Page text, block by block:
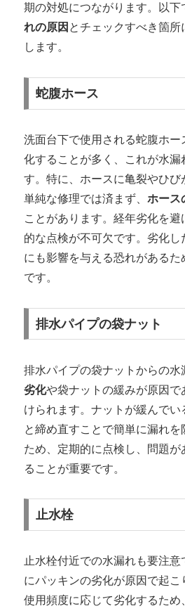
期の対処につながります。以下
れの原因 とチェックすべき箇
します。
蛇腹ホース
洗面台下で使用される蛇腹ホー
化することが多く、これが水漏
す。特に、ホースに亀裂やひび
単純な修理では済まず、 ホース
ことがあります。経年劣化を避
的な点検が不可欠です。劣化し
にも影響を与える恐れがある
です。
排水パイプの袋ナット
排水パイプの袋ナットからの水
劣化や袋ナットの緩みが原因で
けられます。ナットが緩んでい
と締め直すことで簡単に漏れ
ため、定期的に点検し、問題が
ることが重要です。
止水栓
止水栓付近での水漏れも要注
にパッキンの劣化が原因で起こ
使用頻度に応じて劣化するため